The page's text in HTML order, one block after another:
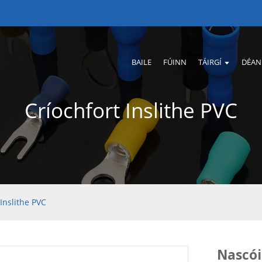
BAILE FÚINN TÁIRGÍ
Críochfort Inslithe PVC
PVC